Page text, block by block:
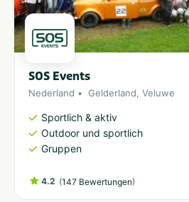
SOS Events
Nederland Gelderland, Veluwe
Sportlich & aktiv
Outdoor und sportlich
Gruppen
4.2 (147 Bewertungen)